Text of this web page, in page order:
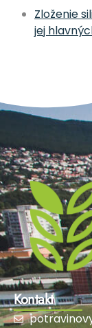
Zloženie
jej
Kontakt